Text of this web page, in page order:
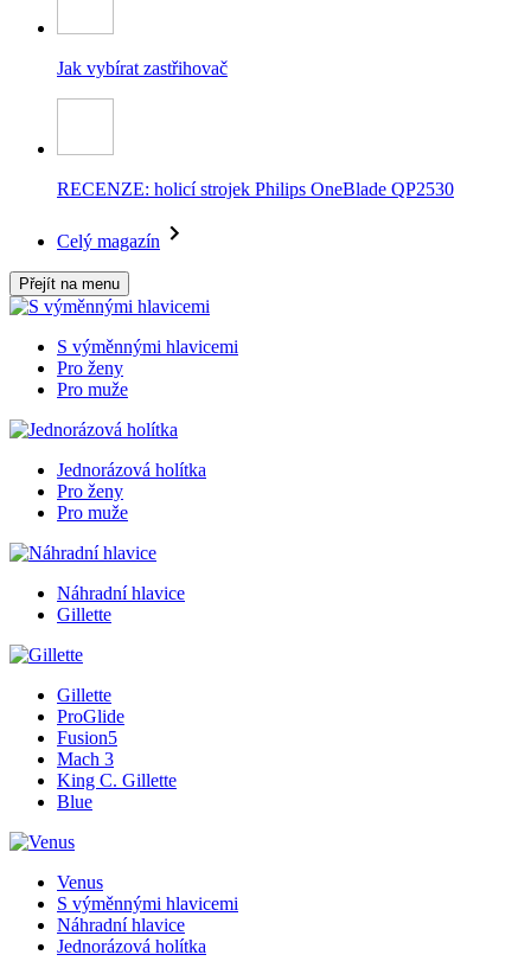
Jak vybírat zastřihovač
RECENZE: holicí strojek Philips OneBlade QP2530
Celý magazín
Přejít na menu
S výměnnými hlavicemi
Pro ženy
Pro muže
Jednorázová holítka
Pro ženy
Pro muže
Náhradní hlavice
Gillette
Gillette
ProGlide
Fusion5
Mach 3
King C. Gillette
Blue
Venus
S výměnnými hlavicemi
Náhradní hlavice
Jednorázová holítka